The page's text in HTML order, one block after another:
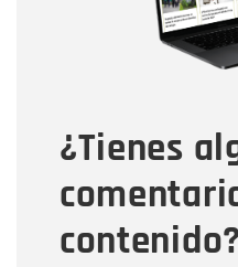
¿Tienes
contenido?
Tipo de comentario
Mensaje